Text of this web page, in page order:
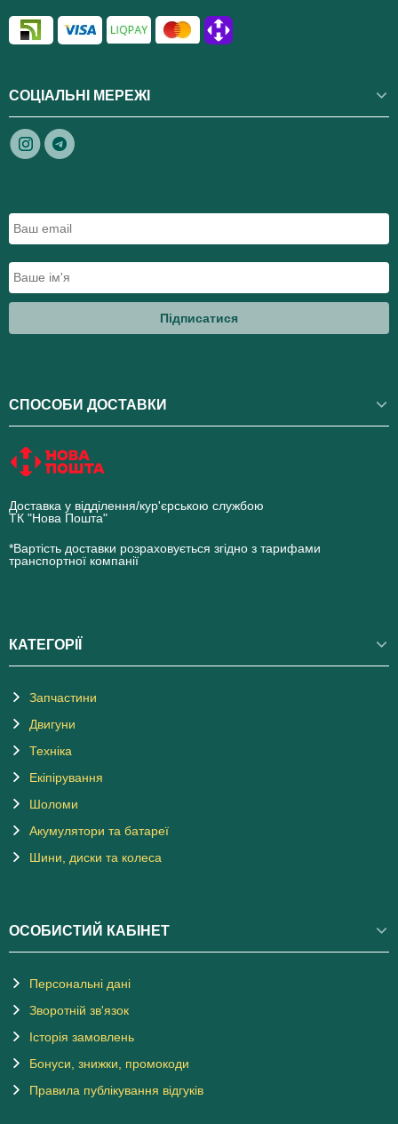
СОЦІАЛЬНІ МЕРЕЖІ
Підписатися
СПОСОБИ ДОСТАВКИ
Доставка у відділення/кур'єрською службою
ТК "Нова Пошта"
*Вартість доставки розраховується згідно з тарифами
транспортної компанії
КАТЕГОРІЇ
Запчастини
Двигуни
Техніка
Екіпірування
Шоломи
Акумулятори та батареї
Шини, диски та колеса
ОСОБИСТИЙ КАБІНЕТ
Персональні дані
Зворотній зв'язок
Історія замовлень
Бонуси, знижки, промокоди
Правила публікування відгуків